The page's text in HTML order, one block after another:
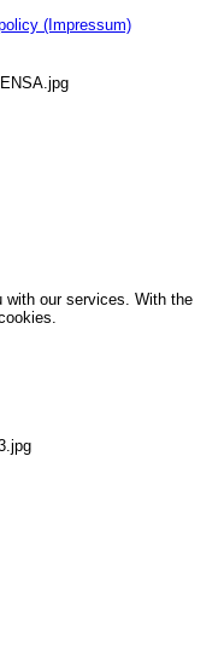
(Impressum)
with our services. With the